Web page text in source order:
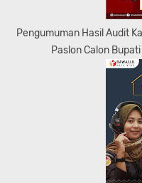
Pengumuman Hasil Audit
Paslon Calon